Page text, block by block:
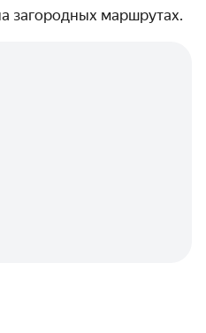
загородных маршрутах.